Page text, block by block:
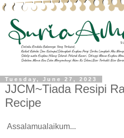
Tuesday, June 27, 2023
JJCM~Tiada Resipi
Recipe
Assalamualaikum...